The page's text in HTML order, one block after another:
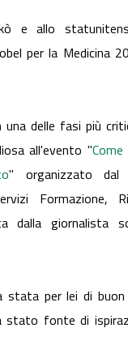
e allo
per la Medicina
delle fasi più
all'evento "
" organizzato dal
Formazione,
dalla giornalista
stata per lei di buon
stato fonte di